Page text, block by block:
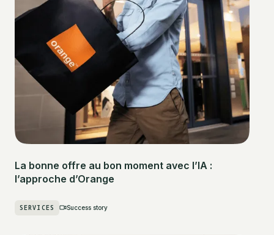
La bonne offre au bon moment avec l’IA :
l’approche d’Orange
SERVICES Success story